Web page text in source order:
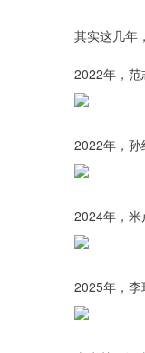
其实这几年
2022年，范
2022年，孙
2024年，米
2025年，李